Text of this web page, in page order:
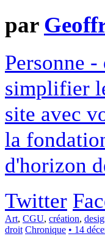
par
Personne
simplifier
site avec
la
d'horizon
Twitter
Art, CGU, création,
droit Chronique • 14